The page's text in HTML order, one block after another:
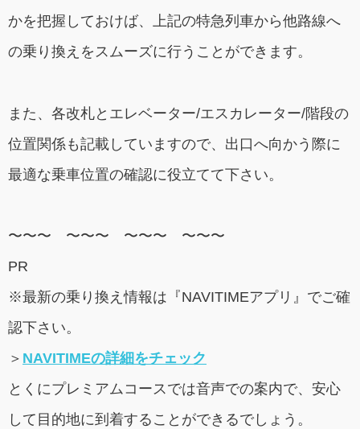
かを把握しておけば、上記の特急列車から他路線へ
の乗り換えをスムーズに行うことができます。
また、各改札とエレベーター/エスカレーター/階段の
位置関係も記載していますので、出口へ向かう際に
最適な乗車位置の確認に役立てて下さい。
〜〜〜 〜〜〜 〜〜〜 〜〜〜
PR
※最新の乗り換え情報は『NAVITIMEアプリ』でご確
認下さい。
＞ NAVITIMEの詳細をチェック
とくにプレミアムコースでは音声での案内で、安心
して目的地に到着することができるでしょう。